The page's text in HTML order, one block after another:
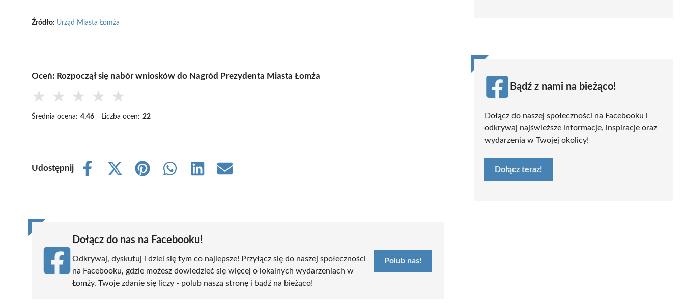
Źródło: Urząd Miasta Łomża
Oceń: Rozpoczął się nabór wniosków do Nagród Prezydenta Miasta Łomża
★ ★ ★ ★ ★
Średnia ocena: 4.46 Liczba ocen: 22
Udostępnij
Share
Share
(Twitter)
Share
Share
Share
Share
Dołącz do nas na Facebooku!
Odkrywaj, dyskutuj i dziel się tym co najlepsze! Przyłącz się do naszej społeczności
na Facebooku, gdzie możesz dowiedzieć się więcej o lokalnych wydarzeniach w
Łomży. Twoje zdanie się liczy - polub naszą stronę i bądź na bieżąco!
Polub nas!
Bądź z nami na bieżąco!
Dołącz do naszej społeczności na Facebooku i
odkrywaj najświeższe informacje, inspiracje oraz
wydarzenia w Twojej okolicy!
Dołącz teraz!